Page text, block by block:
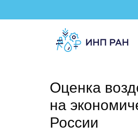
Оценка
на
России